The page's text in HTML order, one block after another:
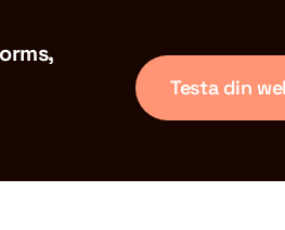
Testa din